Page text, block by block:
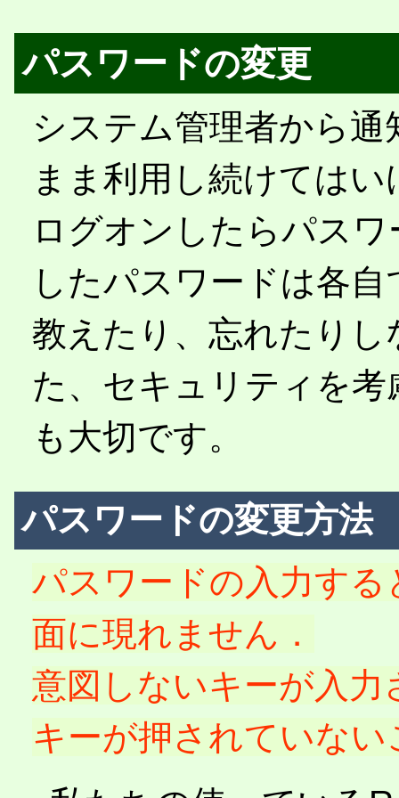
パスワードの変更
システム管理者から
まま利用し続けては
ログオンしたらパス
したパスワードは各
教えたり、忘れたり
た、セキュリティを
も大切です。
パスワードの変更方法
パスワードの入力す
面に現れません．
意図しないキーが入
キーが押されていな